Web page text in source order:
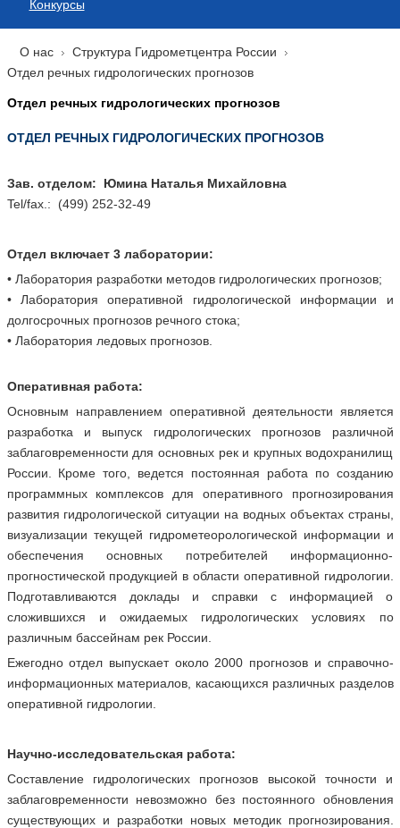
Конкурсы
О нас
Структура Гидрометцентра России
Отдел речных гидрологических прогнозов
Отдел речных гидрологических прогнозов
ОТДЕЛ РЕЧНЫХ ГИДРОЛОГИЧЕСКИХ ПРОГНОЗОВ
Зав. отделом: Юмина Наталья Михайловна
Tel/fax.: (499) 252-32-49
Отдел включает 3 лаборатории:
• Лаборатория разработки методов гидрологических прогнозов;
• Лаборатория оперативной гидрологической информации и
долгосрочных прогнозов речного стока;
• Лаборатория ледовых прогнозов.
Оперативная работа:
Основным направлением оперативной деятельности является
разработка и выпуск гидрологических прогнозов различной
заблаговременности для основных рек и крупных водохранилищ
России. Кроме того, ведется постоянная работа по созданию
программных комплексов для оперативного прогнозирования
развития гидрологической ситуации на водных объектах страны,
визуализации текущей гидрометеорологической информации и
обеспечения основных потребителей информационно-
прогностической продукцией в области оперативной гидрологии.
Подготавливаются доклады и справки с информацией о
сложившихся и ожидаемых гидрологических условиях по
различным бассейнам рек России.
Ежегодно отдел выпускает около 2000 прогнозов и справочно-
информационных материалов, касающихся различных разделов
оперативной гидрологии.
Научно-исследовательская работа:
Составление гидрологических прогнозов высокой точности и
заблаговременности невозможно без постоянного обновления
существующих и разработки новых методик прогнозирования.